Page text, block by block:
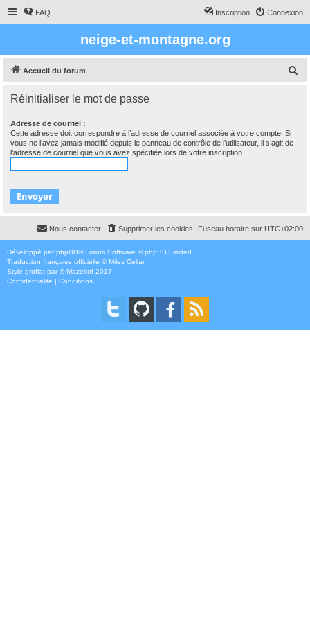
FAQ Connexion
Inscription
neige-et-montagne.org
Accueil du forum
Réinitialiser le mot de passe
Adresse de courriel :
Cette adresse doit correspondre à l’adresse de courriel associée à votre compte. Si
vous ne l’avez jamais modifié depuis le panneau de contrôle de l’utilisateur, il s’agit de
l’adresse de courriel que vous avez spécifiée lors de votre inscription.
Fuseau horaire sur UTC+02:00
Supprimer les cookies
Nous contacter
Développé par phpBB® Forum Software © phpBB Limited
Traduction française officielle ©Miles Cellar
Style proflat par ©Mazeltof 2017
Confidentialité | Conditions